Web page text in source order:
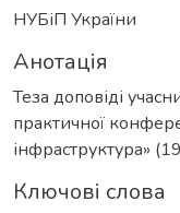
НУБіП України
Анотація
Теза доповіді
практичної
інфраструктура»
Ключові слова